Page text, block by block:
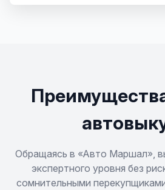
Escort
Expedition
Обращаясь в «Авто Маршал»,
экспертного уровня без
сомнительными